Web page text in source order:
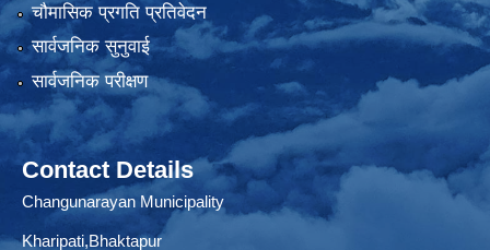
चौमासिक प्रगति प्रतिवेदन
सार्वजनिक सुनुवाई
सार्वजनिक परीक्षण
Contact Details
Changunarayan Municipality
Kharipati,Bhaktapur